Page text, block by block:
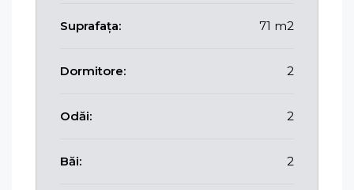
Suprafața: 71 m2
Dormitore: 2
Odăi: 2
Băi: 2